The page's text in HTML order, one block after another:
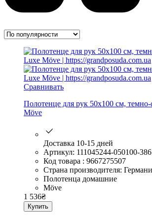
Сравнивать
Полотенце для рук 50х100 см,
Möve
Доставка 10-15 дней
Артикул: 111045244-050100-386
Код товара : 9667275507
Страна производителя:
Полотенца домашние
Möve
1 536₴
Купить